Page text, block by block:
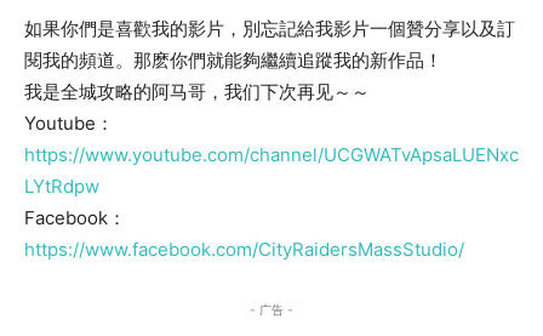
如果你們是喜歡我的影片，別忘記給我影片一個贊分享以及訂
閱我的頻道。那麽你們就能夠繼續追蹤我的新作品！
我是全城攻略的阿马哥，我们下次再见～～
Youtube：
https://www.youtube.com/channel/UCGWATvApsaLUENxc
LYtRdpw
Facebook：
https://www.facebook.com/CityRaidersMassStudio/
- 广告 -